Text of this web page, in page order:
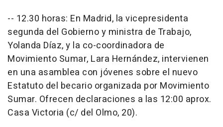
-- 12.30 horas: En Madrid, la vicepresidenta
segunda del Gobierno y ministra de Trabajo,
Yolanda Díaz, y la co-coordinadora de
Movimiento Sumar, Lara Hernández, intervienen
en una asamblea con jóvenes sobre el nuevo
Estatuto del becario organizada por Movimiento
Sumar. Ofrecen declaraciones a las 12:00 aprox.
Casa Victoria (c/ del Olmo, 20).